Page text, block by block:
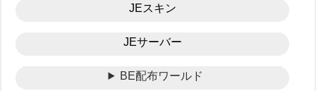
JEスキン
JEサーバー
BE配布ワールド